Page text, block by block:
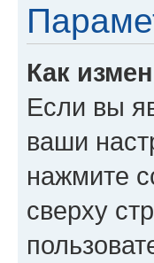
Как
Если вы
ваши
нажмите
сверху